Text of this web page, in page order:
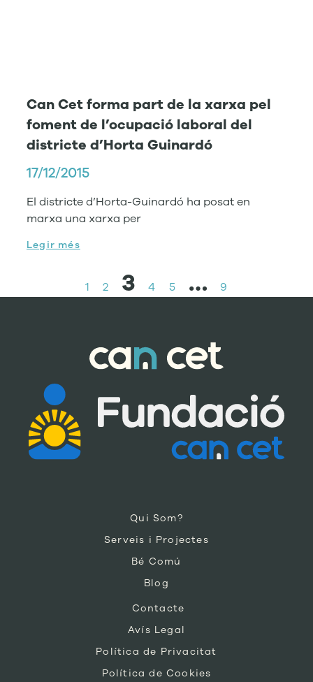
Can Cet forma part de la xarxa pel
foment de l’ocupació laboral del
districte d’Horta Guinardó
17/12/2015
El districte d’Horta-Guinardó ha posat en
marxa una xarxa per
Legir més
1 2 3 4 5 … 9
Qui Som?
Serveis i Projectes
Bé Comú
Blog
Contacte
Avís Legal
Política de Privacitat
Política de Cookies